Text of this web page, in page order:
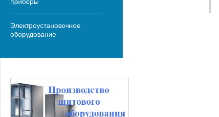
Электроустановочное
оборудование